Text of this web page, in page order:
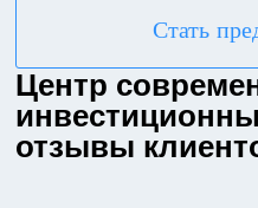
Стать
Центр
отзывы